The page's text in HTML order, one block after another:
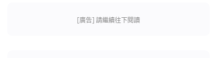
[廣告] 請繼續往下閱讀